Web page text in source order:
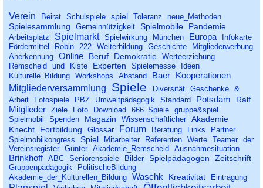
Verein Beirat Schulspiele spiel Toleranz neue_Methoden
Spielesammlung Gemeinnützigkeit Spielmobile Pandemie
Arbeitsplatz Spielmarkt Spielwirkung München Europa
Infokarte
Fördermittel
Robin 222 Weiterbildung Geschichte
Mitgliederwerbung
Anerkennung Online Beruf Demokratie Werteerziehung
Remscheid
und Kiste Experten Spielemesse
Ideen
Kulturelle_Bildung Workshops Abstand Baer Kooperationen
Mitgliederversammlung Spiele Diversität Geschenke &
Arbeit
Fotospiele PBZ Umweltpädagogik Standard Potsdam Ralf
Mitglieder Ziele Foto Download 666_Spiele gruppe&spiel
Spielmobil
Spenden Magazin Wissenschaftlicher Akademie
Knecht
Fortbildung Glossar Forum Beratung Links
Partner
Spielmobilkongress
Spiel Mitarbeiter Referenten Werte Teamer der
Vereinsregister Günter Akademie_Remscheid Ausnahmesituation
Brinkhoff ABC Seniorenspiele Bilder Spielpädagogen Zeitschrift
Gruppenpädagogik
PolitischeBildung
Akademie_der_Kulturellen_Bildung Waschk Kreativität Eintragung